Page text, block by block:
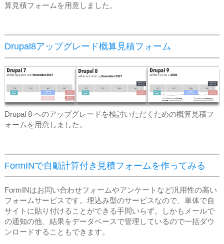
算見積フォームを用意しました。
Drupal8アップグレード概算見積フォーム
Drupal 8 へのアップグレードを検討いただくための概算見積フ
ォームを用意しました。
FormINで自動計算付き見積フォームを作ってみる
FormINはお問い合わせフォームやアンケートなど汎用性の高い
フォームサービスです。埋込み型のサービスなので、単体で自
サイトに貼り付けることができる手間いらず。しかもメールで
の通知の他、結果をデータベースで管理しているので一括ダウ
ンロードすることもできます。